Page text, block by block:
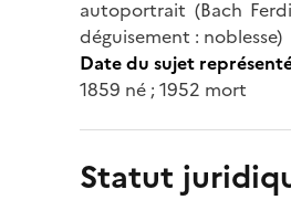
autoportrait (Bach
déguisement : noblesse)
Date du sujet
1859 né ; 1952 mort
Statut